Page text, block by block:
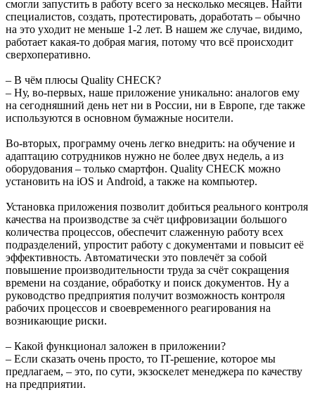
смогли запустить в работу всего за несколько месяцев. Найти
специалистов, создать, протестировать, доработать – обычно
на это уходит не меньше 1-2 лет. В нашем же случае, видимо,
работает какая-то добрая магия, потому что всё происходит
сверхоперативно.
– В чём плюсы Quality CHECK?
– Ну, во-первых, наше приложение уникально: аналогов ему
на сегодняшний день нет ни в России, ни в Европе, где также
используются в основном бумажные носители.
Во-вторых, программу очень легко внедрить: на обучение и
адаптацию сотрудников нужно не более двух недель, а из
оборудования – только смартфон. Quality CHECK можно
установить на iOS и Android, а также на компьютер.
Установка приложения позволит добиться реального контроля
качества на производстве за счёт цифровизации большого
количества процессов, обеспечит слаженную работу всех
подразделений, упростит работу с документами и повысит её
эффективность. Автоматически это повлечёт за собой
повышение производительности труда за счёт сокращения
времени на создание, обработку и поиск документов. Ну а
руководство предприятия получит возможность контроля
рабочих процессов и своевременного реагирования на
возникающие риски.
– Какой функционал заложен в приложении?
– Если сказать очень просто, то IT-решение, которое мы
предлагаем, – это, по сути, экзоскелет менеджера по качеству
на предприятии.